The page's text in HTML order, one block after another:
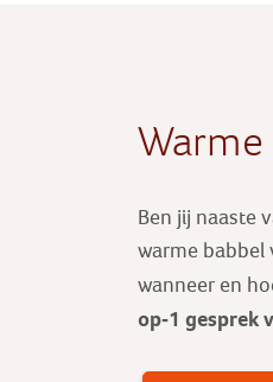
Warme
Ben jij naaste
warme babbel
wanneer en
op-1 gesprek